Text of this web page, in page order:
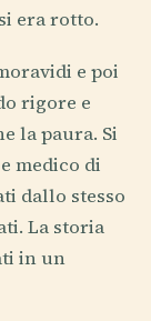
era rotto.
e poi
rigore e
la paura. Si
medico di
dallo stesso
La storia
in un